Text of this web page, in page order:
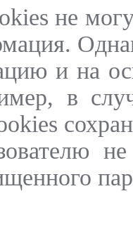
не
и на
в